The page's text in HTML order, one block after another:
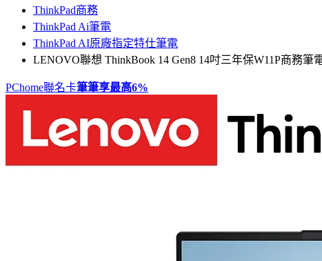
ThinkPad商務
ThinkPad Ai筆電
ThinkPad AI原廠指定特仕筆電
LENOVO聯想 ThinkBook 14 Gen8 14吋三年保W11P商務筆
PChome聯名卡筆筆享最高6%